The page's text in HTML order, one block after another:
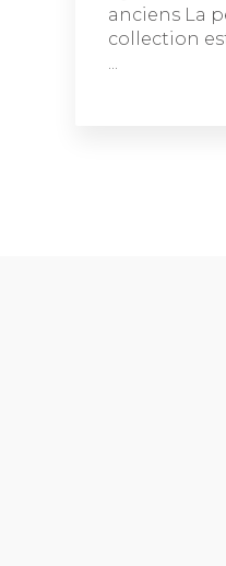
anciens La
collection